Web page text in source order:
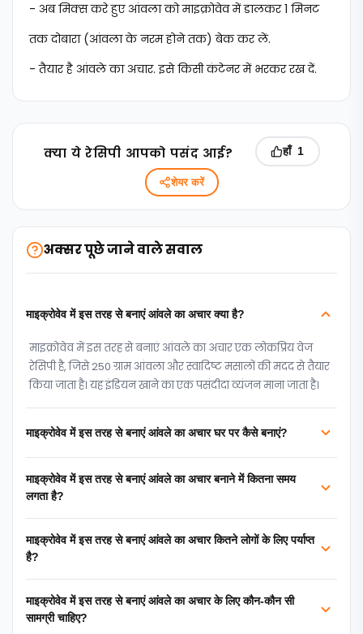
- अब मिक्स करे हुए आंवला को माइक्रोवेव में डालकर 1 मिनट
तक दोबारा (आंवला के नरम होने तक) बेक कर लें.
- तैयार है आंवले का अचार. इसे किसी कंटेनर में भरकर रख दें.
क्‍या ये रेसिपी आपको पसंद आई? हाँ 1
शेयर करें
अक्सर पूछे जाने वाले सवाल
माइक्रोवेव में इस तरह से बनाएं आंवले का अचार क्या है?
माइक्रोवेव में इस तरह से बनाएं आंवले का अचार एक लोकप्रिय वेज
रेसिपी है, जिसे 250 ग्राम आंवला और स्वादिष्ट मसालों की मदद से तैयार
किया जाता है। यह इंडियन खाने का एक पसंदीदा व्यंजन माना जाता है।
माइक्रोवेव में इस तरह से बनाएं आंवले का अचार घर पर कैसे बनाएं?
माइक्रोवेव में इस तरह से बनाएं आंवले का अचार बनाने में कितना समय
लगता है?
माइक्रोवेव में इस तरह से बनाएं आंवले का अचार कितने लोगों के लिए पर्याप्त
है?
माइक्रोवेव में इस तरह से बनाएं आंवले का अचार के लिए कौन-कौन सी
सामग्री चाहिए?